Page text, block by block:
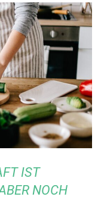
IST
NOCH